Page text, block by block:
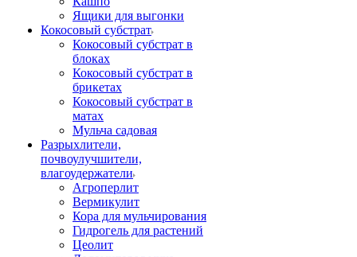
Ящики для выгонки
Кокосовый субстрат
Кокосовый субстрат в
блоках
Кокосовый субстрат в
брикетах
Кокосовый субстрат в
матах
Мульча садовая
Разрыхлители,
почвоулучшители,
влагоудержатели
Агроперлит
Вермикулит
Кора для мульчирования
Гидрогель для растений
Цеолит